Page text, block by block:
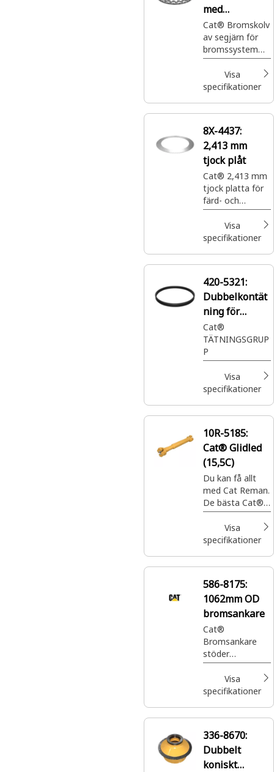
med
ytterdiameter
813 mm
Cat® Bromskolv
av segjärn för
bromssystem
med
ytterdiameter
813 mm
Visa
specifikationer
8X-4437:
2,413 mm
tjock plåt
Cat® 2,413 mm
tjock platta för
färd- och
parkeringsbroms
Visa
specifikationer
420-5321:
Dubbelkontät
ning för
slutväxel
Cat®
TÄTNINGSGRUP
P
Visa
specifikationer
10R-5185:
Cat® Glidled
(15,5C)
Du kan få allt
med Cat Reman.
De bästa Cat®-
delarna med
fullständig
garanti när och
dem – till en
Visa
specifikationer
586-8175:
1062mm OD
bromsankare
Cat®
Bromsankare
stöder
bromsmekanism
en och hjälper till
att överföra
maskinens hjul
komponenter
Visa
specifikationer
336-8670:
Dubbelt
koniskt